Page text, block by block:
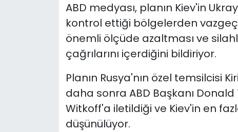
ABD medyası, planın Kiev'in
kontrol ettiği bölgelerden
önemli ölçüde azaltması ve
çağrılarını içerdiğini bildiriyor.
Planın Rusya'nın özel temsilcisi
daha sonra ABD Başkanı
Witkoff'a iletildiği ve Kiev'in en
düşünülüyor.